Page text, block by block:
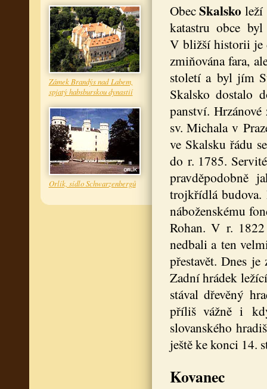
Zámek Brandýs nad Labem,
spjatý habsburskou dynastií
Orlík, sídlo Schwarzenbergů
ObecSkalsko leží
katastru obce
V bližší historii je
zmiňována fara,
století a byl jím
Skalsko dostalo
panství.
sv. Michala v
ve Skalsku řádu
do r. 1785.
pravděpodobně
trojkřídlá budova.
náboženskému
Rohan. V r.
nedbali a ten
přestavět. Dnes
Zadní hrádek
stával dřevěný
příliš vážně i
slovanského
ještě ke konci 14.
Kovanec